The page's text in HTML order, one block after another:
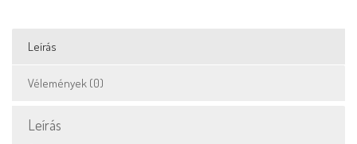
Leírás
Vélemények (0)
Leírás